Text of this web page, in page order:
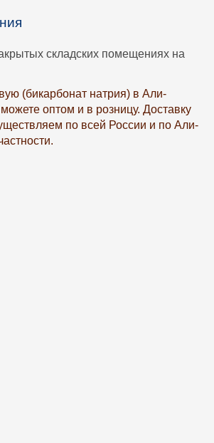
складских помещениях на
(бикарбонат натрия) в Али-
оптом и в розницу. Доставку
по всей России и по Али-